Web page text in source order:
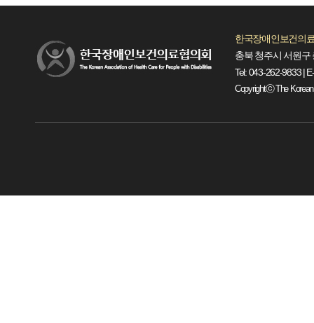
한국장애인보건의
충북 청주시 서원구
Tel: 043-262-9833 |
Copyrightⓒ The Korean